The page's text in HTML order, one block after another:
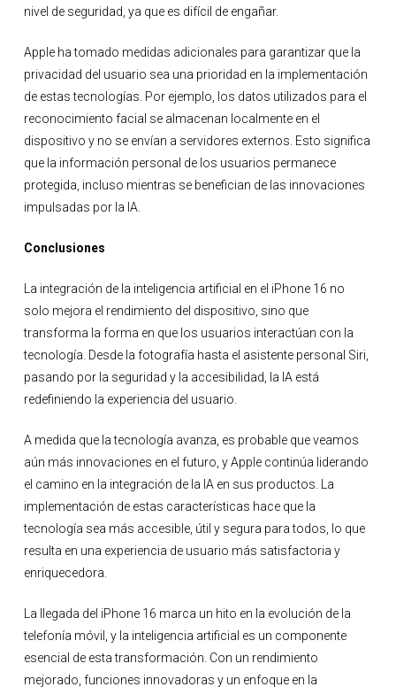
nivel de seguridad, ya que es difícil de engañar.
Apple ha tomado medidas adicionales para garantizar que la
privacidad del usuario sea una prioridad en la implementación
de estas tecnologías. Por ejemplo, los datos utilizados para el
reconocimiento facial se almacenan localmente en el
dispositivo y no se envían a servidores externos. Esto significa
que la información personal de los usuarios permanece
protegida, incluso mientras se benefician de las innovaciones
impulsadas por la IA.
Conclusiones
La integración de la inteligencia artificial en el iPhone 16 no
solo mejora el rendimiento del dispositivo, sino que
transforma la forma en que los usuarios interactúan con la
tecnología. Desde la fotografía hasta el asistente personal Siri,
pasando por la seguridad y la accesibilidad, la IA está
redefiniendo la experiencia del usuario.
A medida que la tecnología avanza, es probable que veamos
aún más innovaciones en el futuro, y Apple continúa liderando
el camino en la integración de la IA en sus productos. La
implementación de estas características hace que la
tecnología sea más accesible, útil y segura para todos, lo que
resulta en una experiencia de usuario más satisfactoria y
enriquecedora.
La llegada del iPhone 16 marca un hito en la evolución de la
telefonía móvil, y la inteligencia artificial es un componente
esencial de esta transformación. Con un rendimiento
mejorado, funciones innovadoras y un enfoque en la